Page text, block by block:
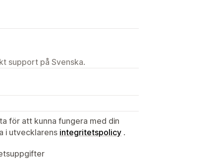
support på Svenska.
för att kunna fungera med din
i utvecklarens integritetspolicy .